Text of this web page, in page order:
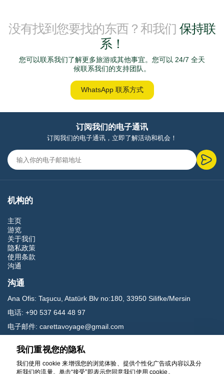
没有找到您要找的东西？和我们 保持联
系！
您可以联系我们了解更多旅游或其他事宜。您可以 24/7 全天
候联系我们的支持团队。
WhatsApp 联系方式
订阅我们的电子通讯
订阅我们的电子通讯，立即了解活动和机会！
机构的
主页
游览
关于我们
隐私政策
使用条款
沟通
沟通
Ana Ofis: Taşucu, Atatürk Blv no:180, 33950 Silifke/Mersin
电话: +90 537 644 48 97
电子邮件: carettavoyage@gmail.com
社交媒体
我们重视您的隐私
我们使用 cookie 来增强您的浏览体验、提供个性化广告或内容以及分
析我们的流量。单击“接受”即表示您同意我们使用 cookie。